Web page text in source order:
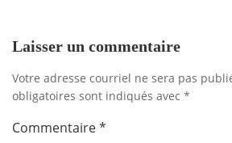
Laisser un commentaire
Votre adresse courriel ne sera pas
obligatoires sont indiqués avec *
Commentaire*